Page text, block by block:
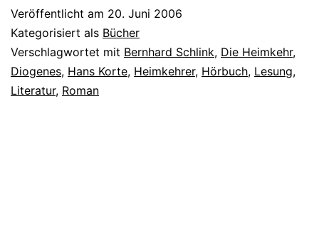
Veröffentlicht am 20. Juni 2006
Kategorisiert als Bücher
Verschlagwortet mit Bernhard Schlink, Die Heimkehr,
Diogenes, Hans Korte, Heimkehrer, Hörbuch, Lesung,
Literatur, Roman